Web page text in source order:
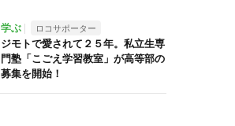
学ぶ ロコサポーター
ジモトで愛されて２５年。私立生専
門塾「こごえ学習教室」が高等部の
募集を開始！